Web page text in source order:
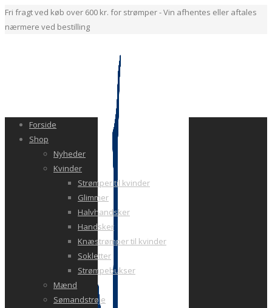
Fri fragt ved køb over 600 kr. for strømper - Vin afhentes eller aftales
nærmere ved bestilling
Forside
Shop
Nyheder
Kvinder
Strømper til kvinder
Glimmer
Halvhandsker
Handsker
Knæstrømper til kvinder
Sokletter
Strømpebukser
Mænd
Sømandstrøje